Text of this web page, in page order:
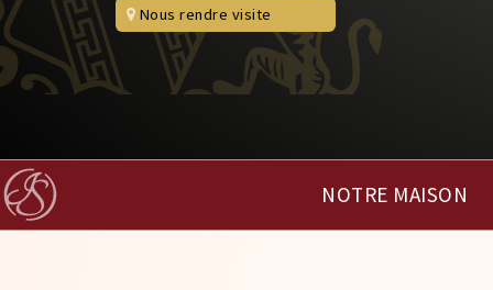
Nous rendre visite
NOTRE MAISON